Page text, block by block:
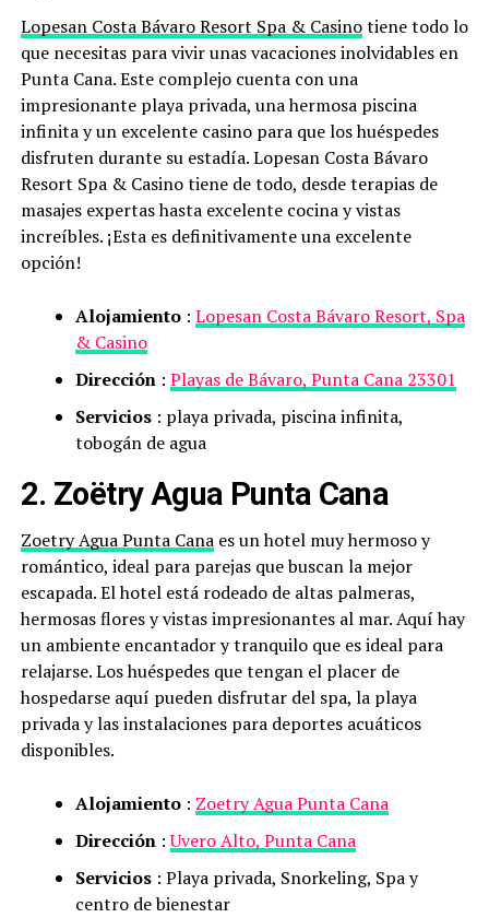
Lopesan Costa Bávaro Resort Spa & Casinotiene todo lo
que necesitas para vivir unas vacaciones inolvidables en
Punta Cana. Este complejo cuenta con una
impresionante playa privada, una hermosa piscina
infinita y un excelente casino para que los huéspedes
disfruten durante su estadía. Lopesan Costa Bávaro
Resort Spa & Casino tiene de todo, desde terapias de
masajes expertas hasta excelente cocina y vistas
increíbles. ¡Esta es definitivamente una excelente
opción!
Alojamiento: Lopesan Costa Bávaro Resort, Spa
& Casino
Dirección: Playas de Bávaro, Punta Cana 23301
Servicios: playa privada, piscina infinita,
tobogán de agua
2. Zoëtry Agua Punta Cana
Zoetry Agua Punta Canaes un hotel muy hermoso y
romántico, ideal para parejas que buscan la mejor
escapada. El hotel está rodeado de altas palmeras,
hermosas flores y vistas impresionantes al mar. Aquí hay
un ambiente encantador y tranquilo que es ideal para
relajarse. Los huéspedes que tengan el placer de
hospedarse aquí pueden disfrutar del spa, la playa
privada y las instalaciones para deportes acuáticos
disponibles.
Alojamiento: Zoetry Agua Punta Cana
Dirección:Uvero Alto, Punta Cana
Servicios: Playa privada, Snorkeling, Spa y
centro de bienestar